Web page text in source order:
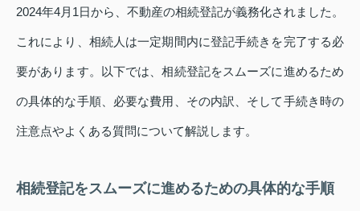
2024年4月1日から、不動産の相続登記が義務化されました。
これにより、相続人は一定期間内に登記手続きを完了する必
要があります。以下では、相続登記をスムーズに進めるため
の具体的な手順、必要な費用、その内訳、そして手続き時の
注意点やよくある質問について解説します。
相続登記をスムーズに進めるための具体的な手順